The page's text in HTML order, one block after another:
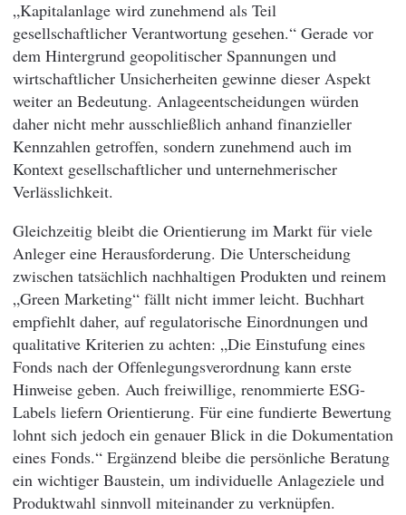
„Kapitalanlage wird zunehmend als Teil
gesellschaftlicher Verantwortung gesehen.“ Gerade vor
dem Hintergrund geopolitischer Spannungen und
wirtschaftlicher Unsicherheiten gewinne dieser Aspekt
weiter an Bedeutung. Anlageentscheidungen würden
daher nicht mehr ausschließlich anhand finanzieller
Kennzahlen getroffen, sondern zunehmend auch im
Kontext gesellschaftlicher und unternehmerischer
Verlässlichkeit.
Gleichzeitig bleibt die Orientierung im Markt für viele
Anleger eine Herausforderung. Die Unterscheidung
zwischen tatsächlich nachhaltigen Produkten und reinem
„Green Marketing“ fällt nicht immer leicht. Buchhart
empfiehlt daher, auf regulatorische Einordnungen und
qualitative Kriterien zu achten: „Die Einstufung eines
Fonds nach der Offenlegungsverordnung kann erste
Hinweise geben. Auch freiwillige, renommierte ESG-
Labels liefern Orientierung. Für eine fundierte Bewertung
lohnt sich jedoch ein genauer Blick in die Dokumentation
eines Fonds.“ Ergänzend bleibe die persönliche Beratung
ein wichtiger Baustein, um individuelle Anlageziele und
Produktwahl sinnvoll miteinander zu verknüpfen.